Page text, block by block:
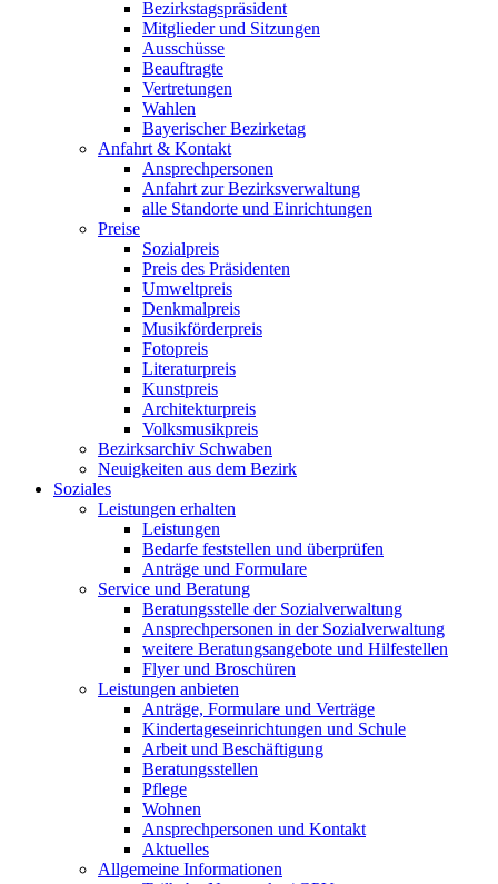
Bezirkstagspräsident
Mitglieder und Sitzungen
Ausschüsse
Beauftragte
Vertretungen
Wahlen
Bayerischer Bezirketag
Anfahrt & Kontakt
Ansprechpersonen
Anfahrt zur Bezirksverwaltung
alle Standorte und Einrichtungen
Preise
Sozialpreis
Preis des Präsidenten
Umweltpreis
Denkmalpreis
Musikförderpreis
Fotopreis
Literaturpreis
Kunstpreis
Architekturpreis
Volksmusikpreis
Bezirksarchiv Schwaben
Neuigkeiten aus dem Bezirk
Soziales
Leistungen erhalten
Leistungen
Bedarfe feststellen und überprüfen
Anträge und Formulare
Service und Beratung
Beratungsstelle der Sozialverwaltung
Ansprechpersonen in der Sozialverwaltung
weitere Beratungsangebote und Hilfestellen
Flyer und Broschüren
Leistungen anbieten
Anträge, Formulare und Verträge
Kindertageseinrichtungen und Schule
Arbeit und Beschäftigung
Beratungsstellen
Pflege
Wohnen
Ansprechpersonen und Kontakt
Aktuelles
Allgemeine Informationen